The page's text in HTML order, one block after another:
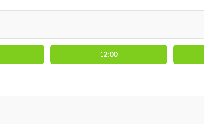
12:00